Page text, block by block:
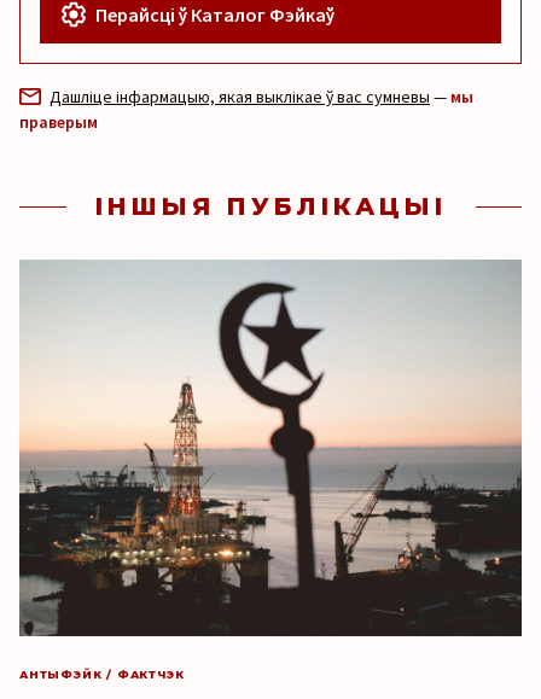
Перайсці ў Каталог Фэйкаў
Дашліце інфармацыю, якая выклікае ў вас сумневы — мы
праверым
ІНШЫЯ ПУБЛІКАЦЫІ
АНТЫФЭЙК / ФАКТЧЭК